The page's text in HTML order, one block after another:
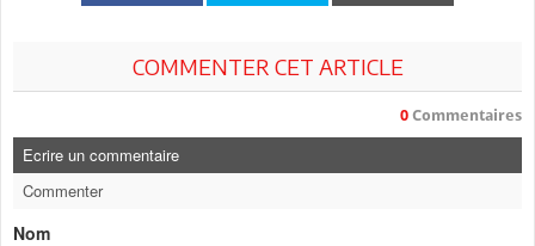
COMMENTER CET ARTICLE
0 Commentaires
Ecrire un commentaire
Commenter
Nom